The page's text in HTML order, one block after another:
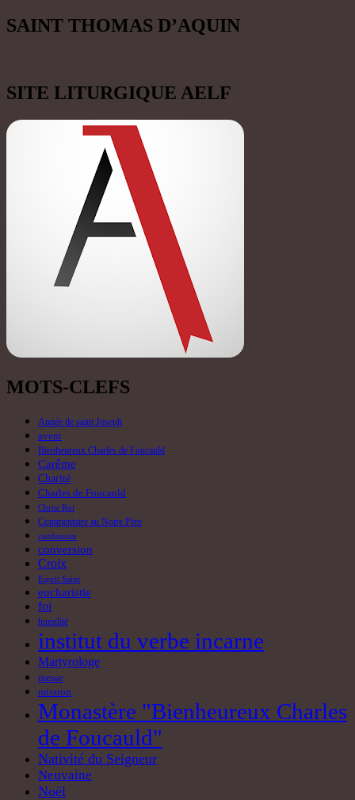
SAINT THOMAS D’AQUIN
SITE LITURGIQUE AELF
MOTS-CLEFS
Année de saint Joseph
avent
Bienheureux Charles de Foucauld
Carême
Charité
Charles de Foucauld
Christ Roi
Commentaire au Notre Père
confession
conversion
Croix
Esprit Saint
eucharistie
foi
humilité
institut du verbe incarne
Martyrologe
messe
mission
Monastère "Bienheureux Charles
de Foucauld"
Nativité du Seigneur
Neuvaine
Noël